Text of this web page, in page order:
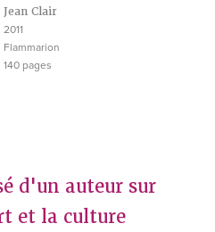
Jean Clair
2011
Flammarion
140 pages
d'un auteur sur
et la culture